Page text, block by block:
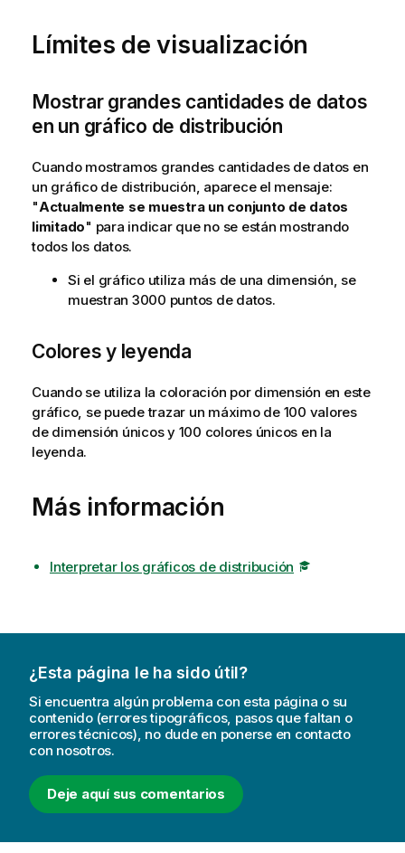
Límites de visualización
Mostrar grandes cantidades de datos
en un gráfico de distribución
Cuando mostramos grandes cantidades de datos en
un gráfico de distribución, aparece el mensaje:
"Actualmente se muestra un conjunto de datos
limitado" para indicar que no se están mostrando
todos los datos.
Si el gráfico utiliza más de una dimensión, se
muestran 3000 puntos de datos.
Colores y leyenda
Cuando se utiliza la coloración por dimensión en este
gráfico, se puede trazar un máximo de 100 valores
de dimensión únicos y 100 colores únicos en la
leyenda.
Más información
Interpretar los gráficos de distribución
¿Esta página le ha sido útil?
Si encuentra algún problema con esta página o su
contenido (errores tipográficos, pasos que faltan o
errores técnicos), no dude en ponerse en contacto
con nosotros.
Deje aquí sus comentarios